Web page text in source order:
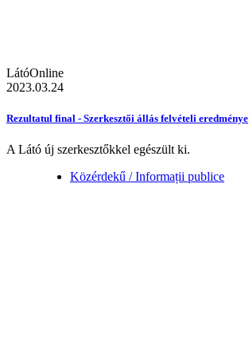
LátóOnline
2023.03.24
Rezultatul final - Szerkesztői állás felvételi eredménye
A Látó új szerkesztőkkel egészült ki.
Közérdekű / Informații publice